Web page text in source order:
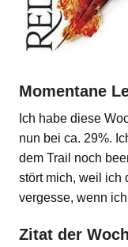
Momentane
Ich habe diese
nun bei ca. 29%.
dem Trail noch
stört mich, weil ich
vergesse, wenn
Zitat der